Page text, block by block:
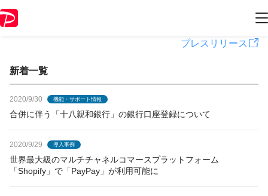
PayPayからのお知らせ
プレスリリース
新着一覧
2020/9/30 機能・サポート情報
合併に伴う「十八親和銀行」の銀行口座登録について
2020/9/29 導入事例
世界最大級のマルチチャネルコマースプラットフォーム
「Shopify」で「PayPay」が利用可能に